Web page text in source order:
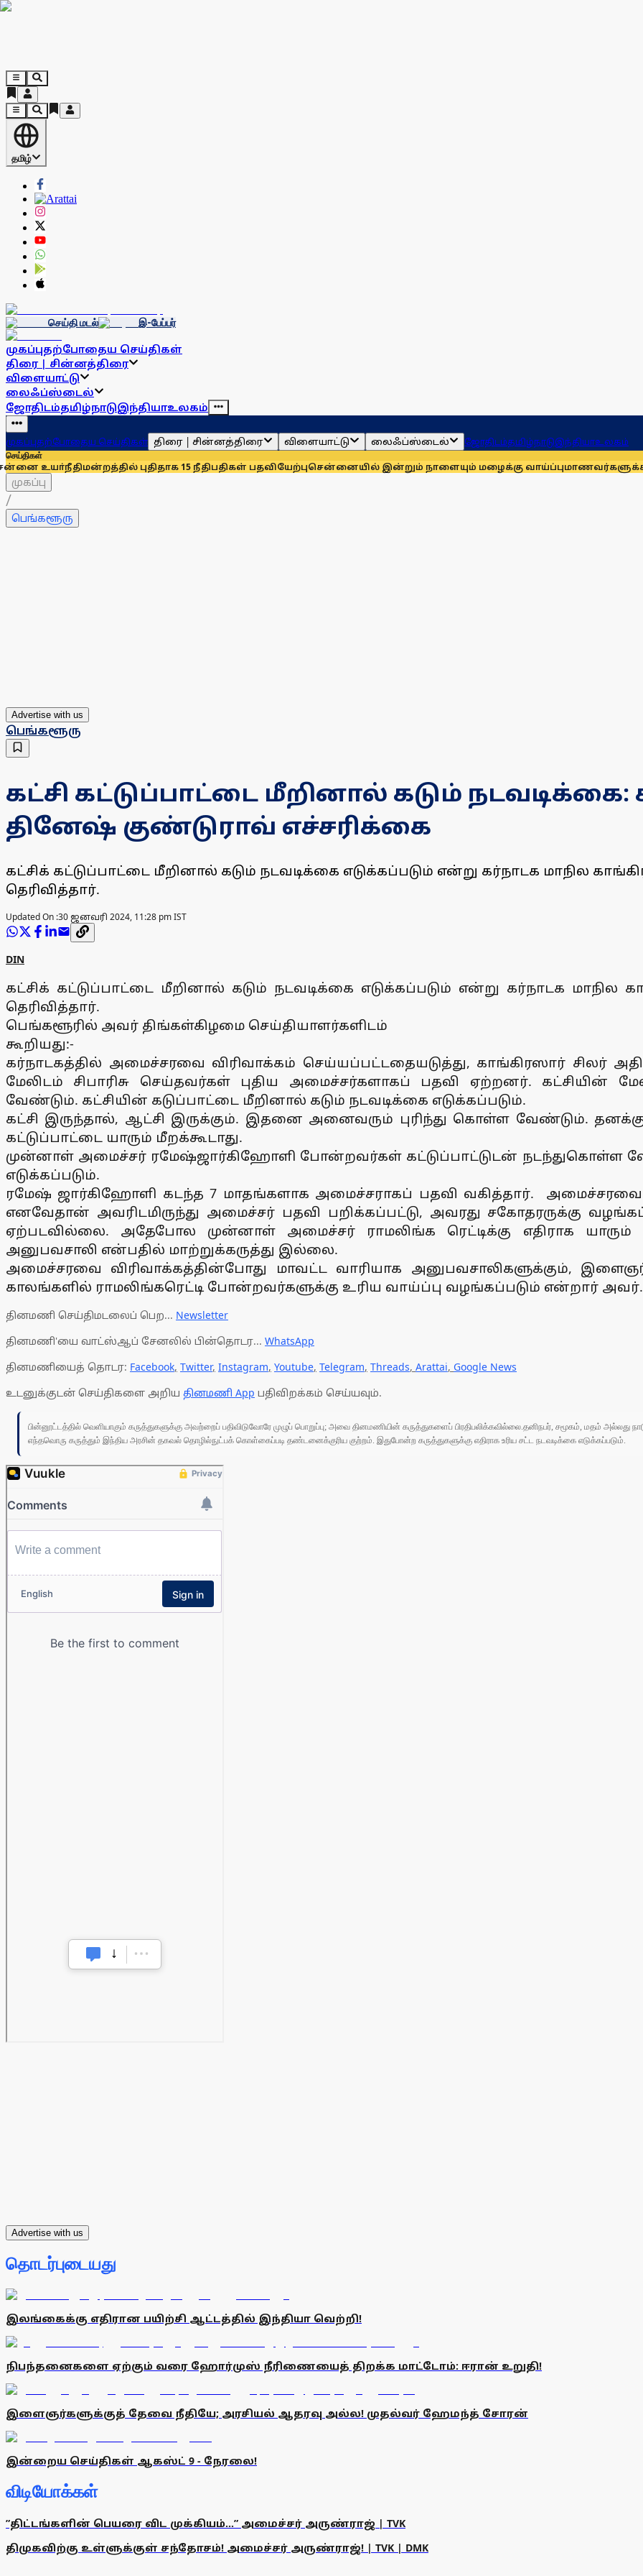
தமிழ்
செய்தி மடல் இ-பேப்பர்
முகப்புதற்போதைய செய்திகள்
திரை | சின்னத்திரை
விளையாட்டு
லைஃப்ஸ்டைல்
ஜோதிடம்தமிழ்நாடுஇந்தியாஉலகம்
முகப்புதற்போதைய செய்திகள் திரை | சின்னத்திரை விளையாட்டு லைஃப்ஸ்டைல் ஜோதிடம்தமிழ்நாடுஇந்தியாஉலகம்
செய்திகள்
புதிதாக 15 நீதிபதிகள் பதவியேற்புசென்னையில் இன்றும் நாளையும் மழைக்கு வாய்ப்புமாணவர்களுக்காக
முகப்பு
/
பெங்களூரு
Advertise with us
பெங்களூரு
கட்சி கட்டுப்பாட்டை மீறினால் கடும் நடவடிக்கை:
தினேஷ் குண்டுராவ் எச்சரிக்கை
கட்சிக் கட்டுப்பாட்டை மீறினால் கடும் நடவடிக்கை எடுக்கப்படும் என்று கர்நாடக மாநில
தெரிவித்தார்.
Updated On :30 ஜனவரி 2024, 11:28 pm IST
DIN
கட்சிக் கட்டுப்பாட்டை மீறினால் கடும் நடவடிக்கை எடுக்கப்படும் என்று கர்நாடக மாநில
தெரிவித்தார்.
பெங்களூரில் அவர் திங்கள்கிழமை செய்தியாளர்களிடம்
கூறியது:-
கர்நாடகத்தில் அமைச்சரவை விரிவாக்கம் செய்யப்பட்டதையடுத்து, காங்கிரஸார் சிலர்
மேலிடம் சிபாரிசு செய்தவர்கள் புதிய அமைச்சர்களாகப் பதவி ஏற்றனர்.
வேண்டும். கட்சியின் கடுப்பாட்டை மீறினால் கடும் நடவடிக்கை எடுக்கப்படும்.
கட்சி இருந்தால், ஆட்சி இருக்கும். இதனை அனைவரும் புரிந்து கொள்ள வேண்டும்.
கட்டுப்பாட்டை யாரும் மீறக்கூடாது.
முன்னாள் அமைச்சர் ரமேஷ்ஜார்கிஹோளி போன்றவர்கள் கட்டுப்பாட்டுடன் நடந்துகொள்ள
எடுக்கப்படும்.
ரமேஷ் ஜார்கிஹோளி கடந்த 7 மாதங்களாக அமைச்சராகப் பதவி வகித்தார்.
எனவேதான் அவரிடமிருந்து அமைச்சர் பதவி பறிக்கப்பட்டு, அவரது சகோதரருக்கு
ஏற்படவில்லை. அதேபோல முன்னாள் அமைச்சர் ராமலிங்க ரெட்டிக்கு எதிராக
அனுபவசாலி என்பதில் மாற்றுக்கருத்து இல்லை.
அமைச்சரவை விரிவாக்கத்தின்போது மாவட்ட வாரியாக அனுபவசாலிகளுக்கும்,
காலங்களில் ராமலிங்கரெட்டி போன்றவர்களுக்கு உரிய வாய்ப்பு வழங்கப்படும் என்றார் அவர்.
தினமணி செய்திமடலைப் பெற... Newsletter
தினமணி'யை வாட்ஸ்ஆப் சேனலில் பின்தொடர... WhatsApp
தினமணியைத் தொடர: Facebook, Twitter, Instagram, Youtube, Telegram, Threads, Arattai, Google News
உடனுக்குடன் செய்திகளை அறிய தினமணி App பதிவிறக்கம் செய்யவும்.
பின்னூட்டத்தில் வெளியாகும் கருத்துகளுக்கு அவற்றைப் பதிவிடுவோரே முழுப் பொறுப்பு; அவை தினமணியின் கருத்துகளைப் பிரதிபலிக்கவில்லை.தனிநபர், சமூகம், மதம் அல்லது
எந்தவொரு கருத்தும் இந்திய அரசின் தகவல் தொழில்நுட்பக் கொள்கைப்படி தண்டனைக்குரிய குற்றம். இதுபோன்ற கருத்துகளுக்கு எதிராக உரிய சட்ட நடவடிக்கை எடுக்கப்படும்.
Advertise with us
தொடர்புடையது
இலங்கைக்கு எதிரான பயிற்சி ஆட்டத்தில் இந்தியா வெற்றி!
நிபந்தனைகளை ஏற்கும் வரை ஹோர்முஸ் நீரிணையைத் திறக்க மாட்டோம்: ஈரான் உறுதி!
இளைஞர்களுக்குத் தேவை நீதியே; அரசியல் ஆதரவு அல்ல! முதல்வர் ஹேமந்த் சோரன்
இன்றைய செய்திகள் ஆகஸ்ட் 9 - நேரலை!
விடியோக்கள்
”திட்டங்களின் பெயரை விட முக்கியம்...” அமைச்சர் அருண்ராஜ் | TVK
திமுகவிற்கு உள்ளுக்குள் சந்தோசம்! அமைச்சர் அருண்ராஜ்! | TVK | DMK